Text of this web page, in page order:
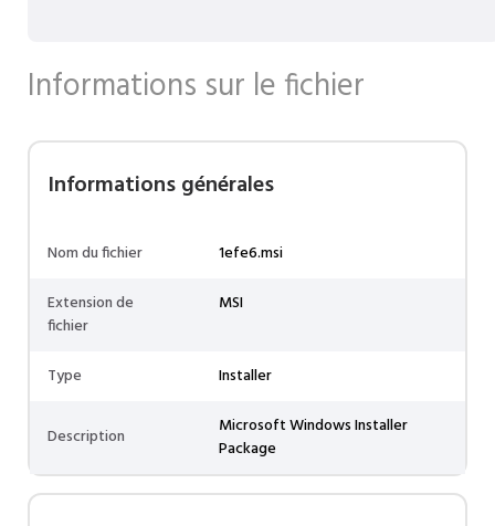
Informations sur le fichier
Informations générales
Nom du fichier
1efe6.msi
Extension de
fichier
MSI
Type Installer
Description
Microsoft Windows Installer
Package